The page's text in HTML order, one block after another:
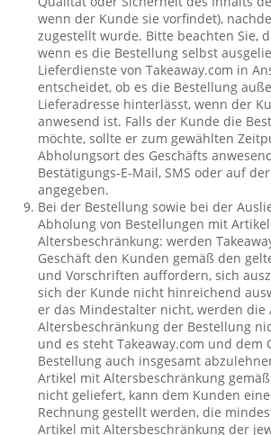
wenn der Kunde sie vorfindet),
zugestellt wurde. Bitte beachten Sie,
wenn es die Bestellung selbst
Lieferdienste von Takeaway.com in
entscheidet, ob es die Bestellung
Lieferadresse hinterlässt, wenn der
anwesend ist. Falls der Kunde die
möchte, sollte er zum gewählten
Abholungsort des Geschäfts
Bestätigungs-E-Mail, SMS oder auf
angegeben.
Bei der Bestellung sowie bei der
Abholung von Bestellungen mit
Altersbeschränkung: werden
Geschäft den Kunden gemäß den
und Vorschriften auffordern, sich
sich der Kunde nicht hinreichend
er das Mindestalter nicht, werden die
Altersbeschränkung der Bestellung
und es steht Takeaway.com und dem
Bestellung auch insgesamt
Artikel mit Altersbeschränkung
nicht geliefert, kann dem Kunden
Rechnung gestellt werden, die
Artikel mit Altersbeschränkung der